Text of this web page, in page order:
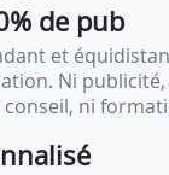
de pub
et
Ni publicité,
ni